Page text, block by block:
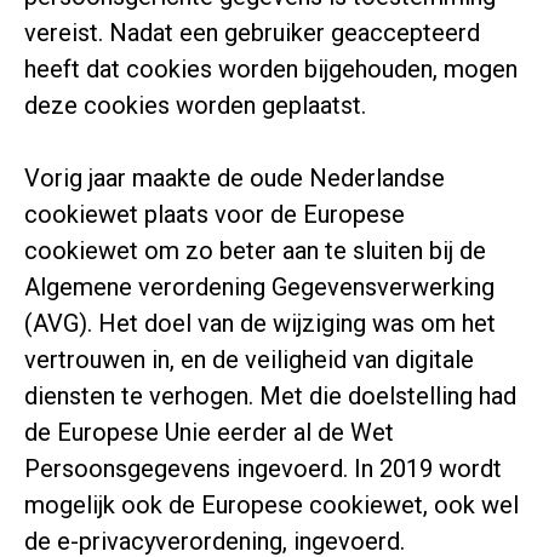
vereist. Nadat een gebruiker geaccepteerd
heeft dat cookies worden bijgehouden, mogen
deze cookies worden geplaatst.
Vorig jaar maakte de oude Nederlandse
cookiewet plaats voor de Europese
cookiewet om zo beter aan te sluiten bij de
Algemene verordening Gegevensverwerking
(AVG). Het doel van de wijziging was om het
vertrouwen in, en de veiligheid van digitale
diensten te verhogen. Met die doelstelling had
de Europese Unie eerder al de Wet
Persoonsgegevens ingevoerd. In 2019 wordt
mogelijk ook de Europese cookiewet, ook wel
de e-privacyverordening, ingevoerd.